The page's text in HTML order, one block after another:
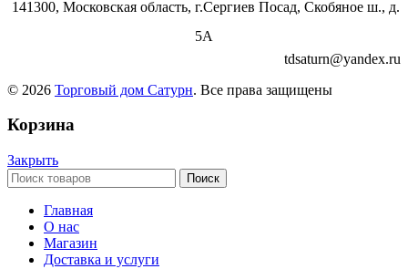
141300, Московская область, г.Сергиев Посад, Скобяное ш., д.
5А
tdsaturn@yandex.ru
© 2026 Торговый дом Сатурн. Все права защищены
Корзина
Закрыть
Поиск
Главная
О нас
Магазин
Доставка и услуги